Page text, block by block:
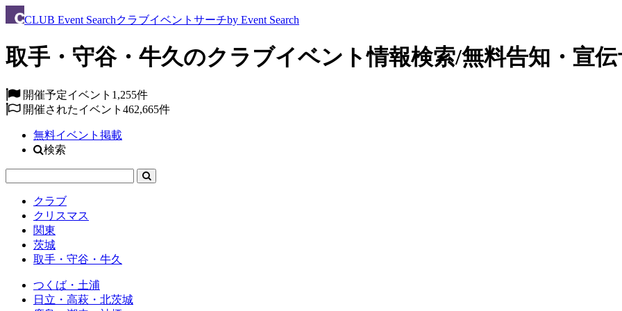
CLUB Event Searchクラブイベントサーチby Event Search
取手・守谷・牛久のクラブイベント情報検索/無料告知・宣
開催予定イベント 1,255件
開催されたイベント 462,665件
無料イベント掲載
検索
クラブ
クリスマス
関東
茨城
取手・守谷・牛久
つくば・土浦
日立・高萩・北茨城